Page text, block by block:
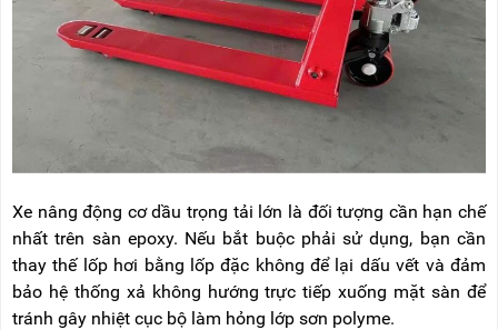
Xe nâng động cơ dầu trọng tải lớn là đối tượng cần hạn chế
nhất trên sàn epoxy. Nếu bắt buộc phải sử dụng, bạn cần
thay thế lốp hơi bằng lốp đặc không để lại dấu vết và đảm
bảo hệ thống xả không hướng trực tiếp xuống mặt sàn để
tránh gây nhiệt cục bộ làm hỏng lớp sơn polyme.